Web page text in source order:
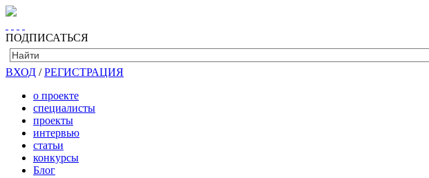
ПОДПИСАТЬСЯ
ВХОД /РЕГИСТРАЦИЯ
о проекте
специалисты
проекты
интервью
статьи
конкурсы
Блог